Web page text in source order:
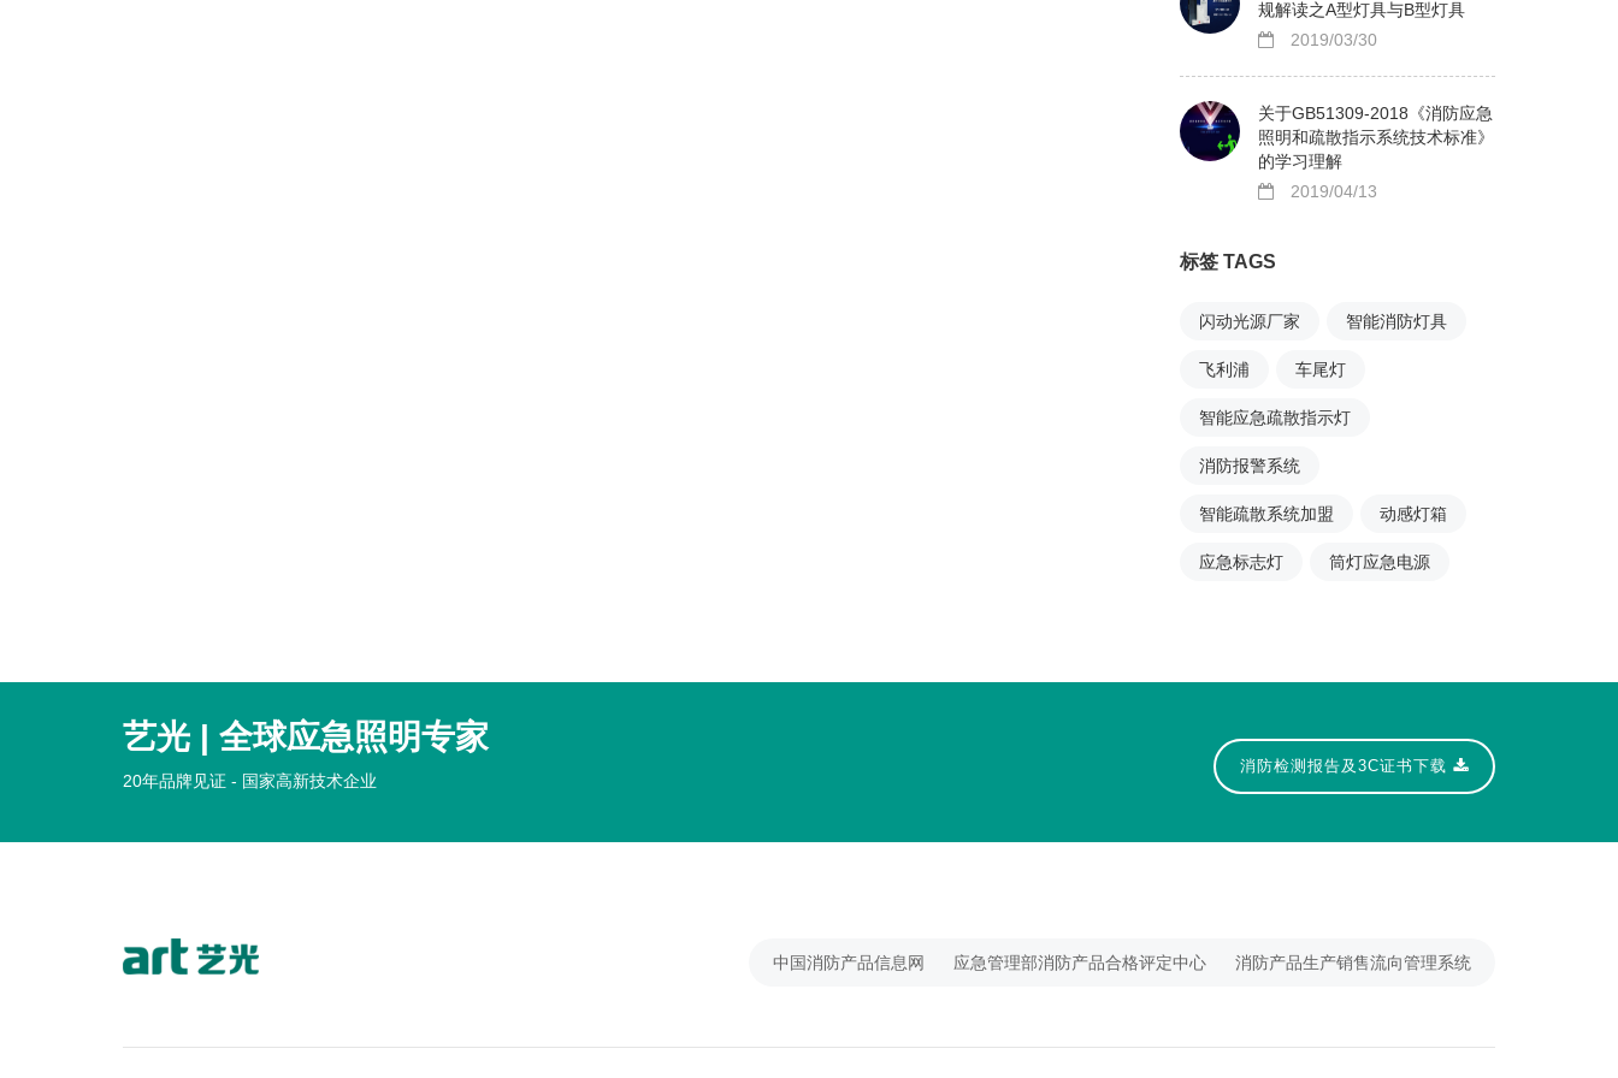
规解读之A型灯具与B型灯具
2019/03/30
关于GB51309-2018《消防应急
照明和疏散指示系统技术标准》
的学习理解
2019/04/13
标签 TAGS
闪动光源厂家 智能消防灯具
飞利浦 车尾灯
智能应急疏散指示灯
消防报警系统
智能疏散系统加盟 动感灯箱
应急标志灯 筒灯应急电源
艺光 | 全球应急照明专家
20年品牌见证 - 国家高新技术企业
消防检测报告及3C证书下载
中国消防产品信息网 应急管理部消防产品合格评定中心 消防产品生产销售流向管理系统